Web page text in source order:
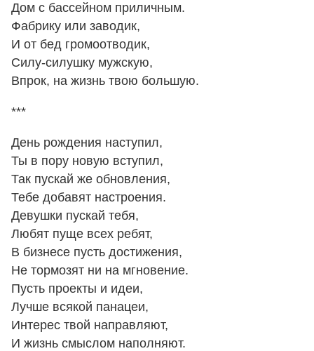
Дом с бассейном приличным.
Фабрику или заводик,
И от бед громоотводик,
Силу-силушку мужскую,
Впрок, на жизнь твою большую.
***
День рождения наступил,
Ты в пору новую вступил,
Так пускай же обновления,
Тебе добавят настроения.
Девушки пускай тебя,
Любят пуще всех ребят,
В бизнесе пусть достижения,
Не тормозят ни на мгновение.
Пусть проекты и идеи,
Лучше всякой панацеи,
Интерес твой направляют,
И жизнь смыслом наполняют.